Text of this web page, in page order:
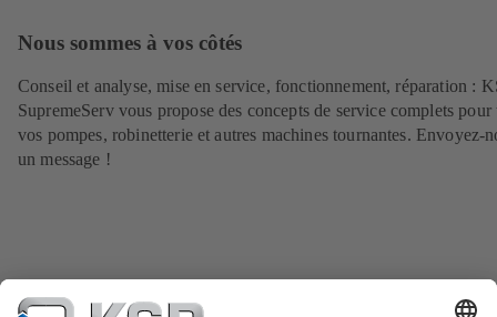
Nous sommes à vos côtés
Conseil et analyse, mise en service, fonctionnement, réparation :
SupremeServ vous propose des concepts de service complets pour
vos pompes, robinetterie et autres machines tournantes. Envoyez-
un message !